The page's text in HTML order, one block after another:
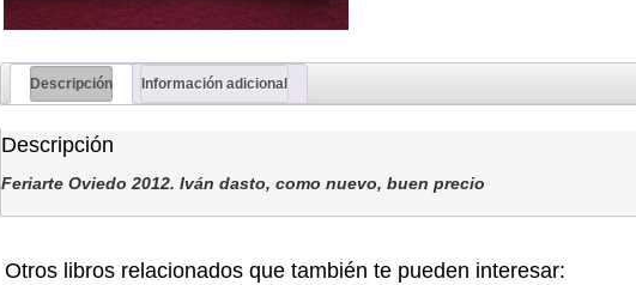
Descripción Información adicional
Descripción
Feriarte Oviedo 2012. Iván dasto, como nuevo, buen precio
Otros libros relacionados que también te pueden interesar: